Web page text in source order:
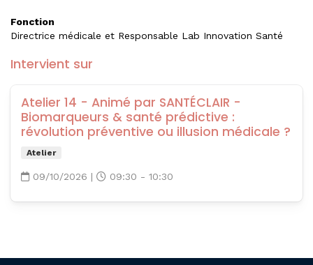
Fonction
Directrice médicale et Responsable Lab Innovation Santé
Intervient sur
Atelier 14 - Animé par SANTÉCLAIR -
Biomarqueurs & santé prédictive :
révolution préventive ou illusion médicale ?
Atelier
09/10/2026 | 09:30 - 10:30